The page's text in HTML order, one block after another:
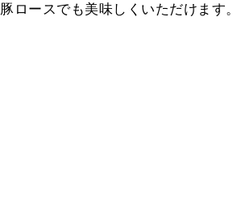
豚ロースでも美味しくいただけます。